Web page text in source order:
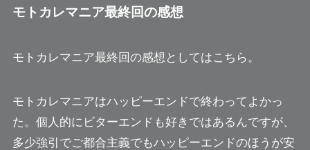
モトカレマニア最終回の感想
モトカレマニア最終回の感想としてはこちら。
モトカレマニアはハッピーエンドで終わってよかっ
た。個人的にビターエンドも好きではあるんですが、
多少強引でご都合主義でもハッピーエンドのほうが安